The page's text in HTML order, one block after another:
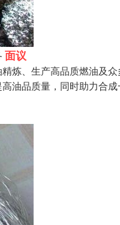
面议
炼、生产高品质燃油及
油品质量，同时助力合